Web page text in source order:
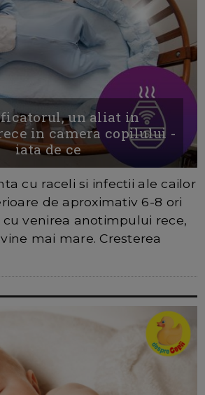
un aliat in
in camera copilului -
iata de ce
cu raceli si infectii ale cailor
de aproximativ 6-8 ori
venirea anotimpului rece,
mai mare. Cresterea